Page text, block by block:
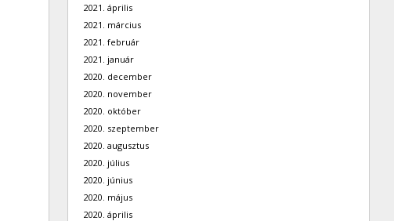
2021. április
2021. március
2021. február
2021. január
2020. december
2020. november
2020. október
2020. szeptember
2020. augusztus
2020. július
2020. június
2020. május
2020. április